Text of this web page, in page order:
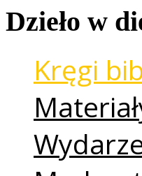
Dzieło w
Kręgi